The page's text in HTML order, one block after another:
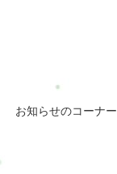
お知らせのコーナー